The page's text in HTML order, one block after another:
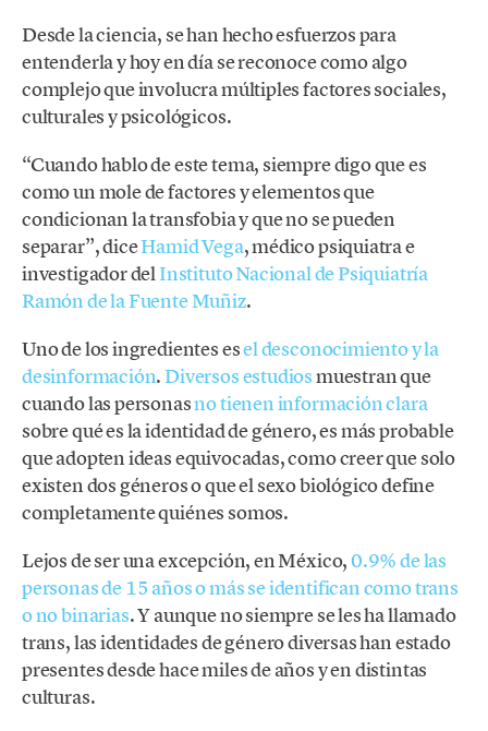
Desde la ciencia, se han hecho esfuerzos para
entenderla y hoy en día se reconoce como algo
complejo que involucra múltiples factores sociales,
culturales y psicológicos.
“Cuando hablo de este tema, siempre digo que es
como un mole de factores y elementos que
condicionan la transfobia y que no se pueden
separar”, diceHamid Vega, médico psiquiatra e
investigador delInstituto Nacional de Psiquiatría
Ramón de la Fuente Muñiz.
Uno de los ingredientes esel desconocimiento y la
desinformación. Diversos estudiosmuestran que
cuando las personasno tienen información clara
sobre qué es la identidad de género, es más probable
que adopten ideas equivocadas, como creer que solo
existen dos géneros o que el sexo biológico define
completamente quiénes somos.
Lejos de ser una excepción, en México,0.9% de las
personas de 15 años o más se identifican como trans
o no binarias. Y aunque no siempre se les ha llamado
trans, las identidades de género diversas han estado
presentes desde hace miles de años y en distintas
culturas.